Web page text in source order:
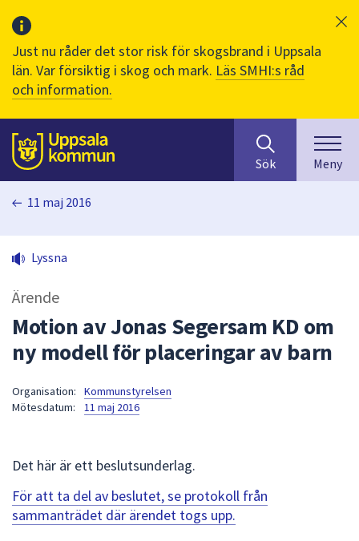
Just nu råder det stor risk för skogsbrand i Uppsala
län. Var försiktig i skog och mark. Läs SMHI:s råd
och information.
Till sidans
huvudinnehåll
efter
innehåll
på
sökfältet
kommer
sökförslag
för
att
navigera
Sök Meny
11 maj 2016
Lyssna
Ärende
Motion av Jonas Segersam KD om
ny modell för placeringar av barn
Organisation:
Kommunstyrelsen
Mötesdatum:
11 maj 2016
Det här är ett beslutsunderlag.
För att ta del av beslutet, se protokoll från
sammanträdet där ärendet togs upp.